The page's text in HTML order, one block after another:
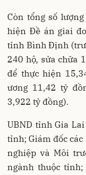
Còn tổng số
hiện Đề án giai
tỉnh Bình Định
240 hộ, sửa chữa
để thực hiện
ương 11,42 tỷ
3,922 tỷ đồng).
UBND tỉnh Gia
tỉnh; Giám đốc
nghiệp và Môi
ngành thuộc tỉnh;